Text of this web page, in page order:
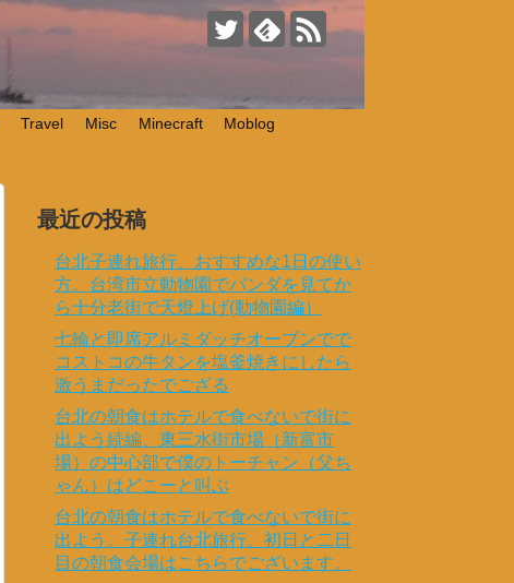
Travel Misc Minecraft
Moblog
最近の投稿
台北子連れ旅行、おすすめな1日の使い
方。台湾市立動物園でパンダを見てか
ら十分老街で天燈上げ(動物園編）
七輪と即席アルミダッチオーブンでで
コストコの牛タンを塩釜焼きにしたら
激うまだったでござる
台北の朝食はホテルで食べないで街に
出よう続編、東三水街市場（新富市
場）の中心部で僕のトーチャン（父ち
ゃん）はどこーと叫ぶ
台北の朝食はホテルで食べないで街に
出よう。子連れ台北旅行、初日と二日
目の朝食会場はこちらでございます。